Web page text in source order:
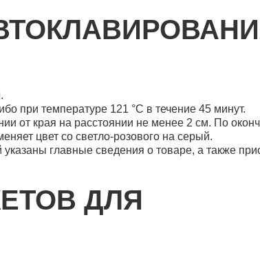
600*900 (прозрачный )
при температуре 121 °С в течение 45 минут.
от края на расстоянии не менее 2 см. По
цвет со светло-розового на серый.
главные сведения о товаре, а также
ДЛЯ